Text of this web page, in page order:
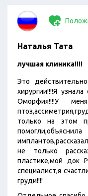
Наталья Тата
лучшая клиника!!!!
Это
хирургии!!!!Я
Оморфия!!!!У
только на этом
не только
пластике,мой док
специалист,я
груди!!!!